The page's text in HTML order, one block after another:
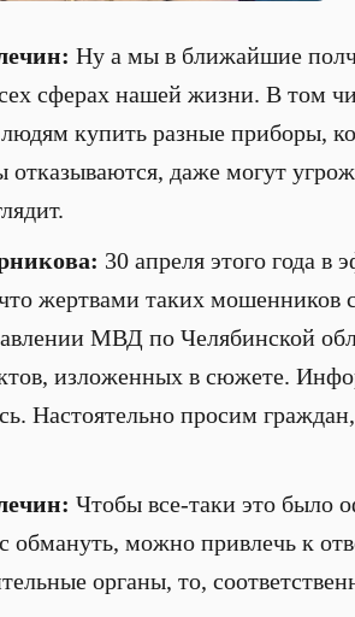
Ну а мы в ближайшие
сферах нашей жизни. В том
купить разные приборы,
даже могут
30 апреля этого года в
жертвами таких
МВД по Челябинской
изложенных в сюжете.
Настоятельно просим
Чтобы все-таки это было
обмануть, можно привлечь к
органы, то,